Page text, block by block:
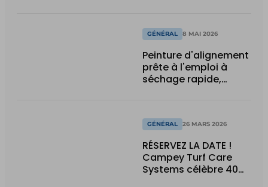
GÉNÉRAL 8 MAI 2026
Peinture d'alignement
prête à l'emploi à
séchage rapide,
GÉNÉRAL 26 MARS 2026
RÉSERVEZ LA DATE !
Campey Turf Care
Systems célèbre 40